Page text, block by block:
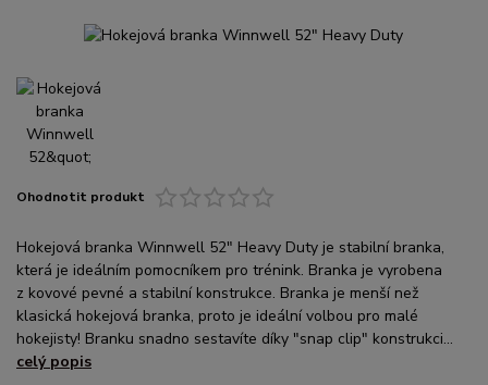
Ohodnotit produkt
Hokejová branka Winnwell 52" Heavy Duty je stabilní branka,
která je ideálním pomocníkem pro trénink. Branka je vyrobena
z kovové pevné a stabilní konstrukce. Branka je menší než
klasická hokejová branka, proto je ideální volbou pro malé
hokejisty! Branku snadno sestavíte díky "snap clip" konstrukci...
celý popis